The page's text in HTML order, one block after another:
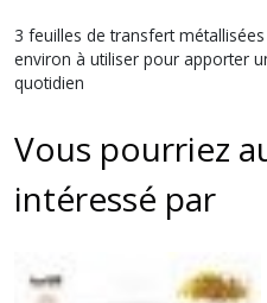
3 feuilles de transfert
environ à utiliser pour apporter
quotidien
Vous pourriez
intéressé par